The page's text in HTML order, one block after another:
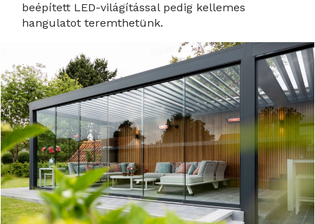
beépített LED-világítással pedig kellemes
hangulatot teremthetünk.